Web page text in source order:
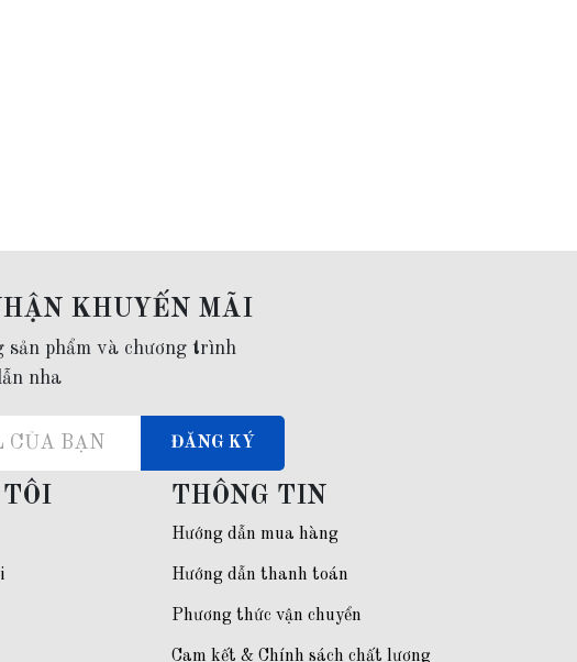
KHUYẾN MÃI
sản phẩm và chương trình
nha
ĐĂNG KÝ
TÔI THÔNG TIN
Hướng dẫn mua hàng
Hướng dẫn thanh toán
Phương thức vận chuyển
Cam kết & Chính sách chất lượng